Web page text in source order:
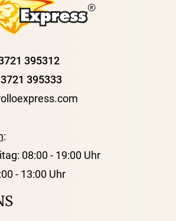
395312
395333
:
08:00 - 19:00 Uhr
- 13:00 Uhr